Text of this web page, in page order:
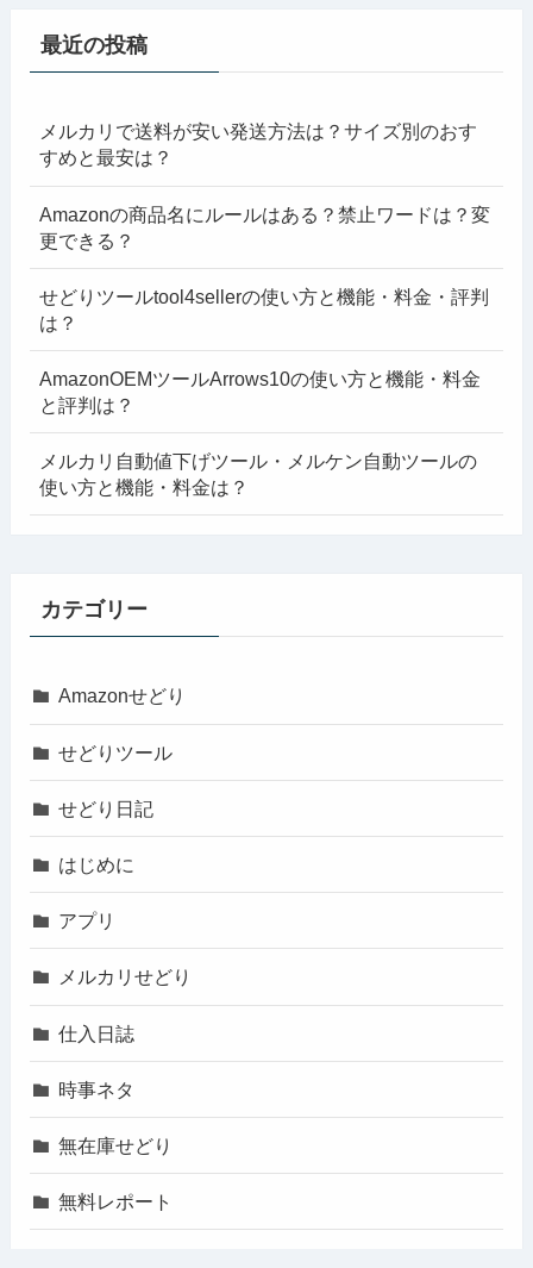
最近の投稿
メルカリで送料が安い発送方法は？サイズ別のおす
すめと最安は？
Amazonの商品名にルールはある？禁止ワードは？変
更できる？
せどりツールtool4sellerの使い方と機能・料金・評判
は？
AmazonOEMツールArrows10の使い方と機能・料金
と評判は？
メルカリ自動値下げツール・メルケン自動ツールの
使い方と機能・料金は？
カテゴリー
Amazonせどり
せどりツール
せどり日記
はじめに
アプリ
メルカリせどり
仕入日誌
時事ネタ
無在庫せどり
無料レポート